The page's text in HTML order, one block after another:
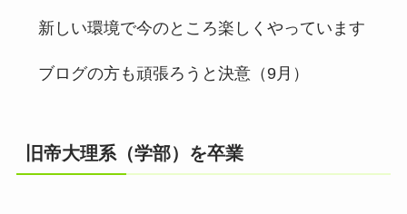
新しい環境で今のところ楽しくやっています
ブログの方も頑張ろうと決意（9月）
旧帝大理系（学部）を卒業